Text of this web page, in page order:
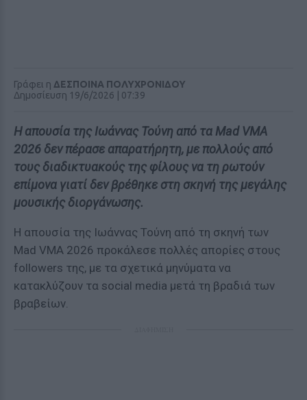
Γράφει η ΔΕΣΠΟΙΝΑ ΠΟΛΥΧΡΟΝΙΔΟΥ
Δημοσίευση 19/6/2026 | 07:39
Η απουσία της Ιωάννας Τούνη από τα Mad VMA
2026 δεν πέρασε απαρατήρητη, με πολλούς από
τους διαδικτυακούς της φίλους να τη ρωτούν
επίμονα γιατί δεν βρέθηκε στη σκηνή της μεγάλης
μουσικής διοργάνωσης.
Η απουσία της Ιωάννας Τούνη από τη σκηνή των
Mad VMA 2026 προκάλεσε πολλές απορίες στους
followers της, με τα σχετικά μηνύματα να
κατακλύζουν τα social media μετά τη βραδιά των
βραβείων.